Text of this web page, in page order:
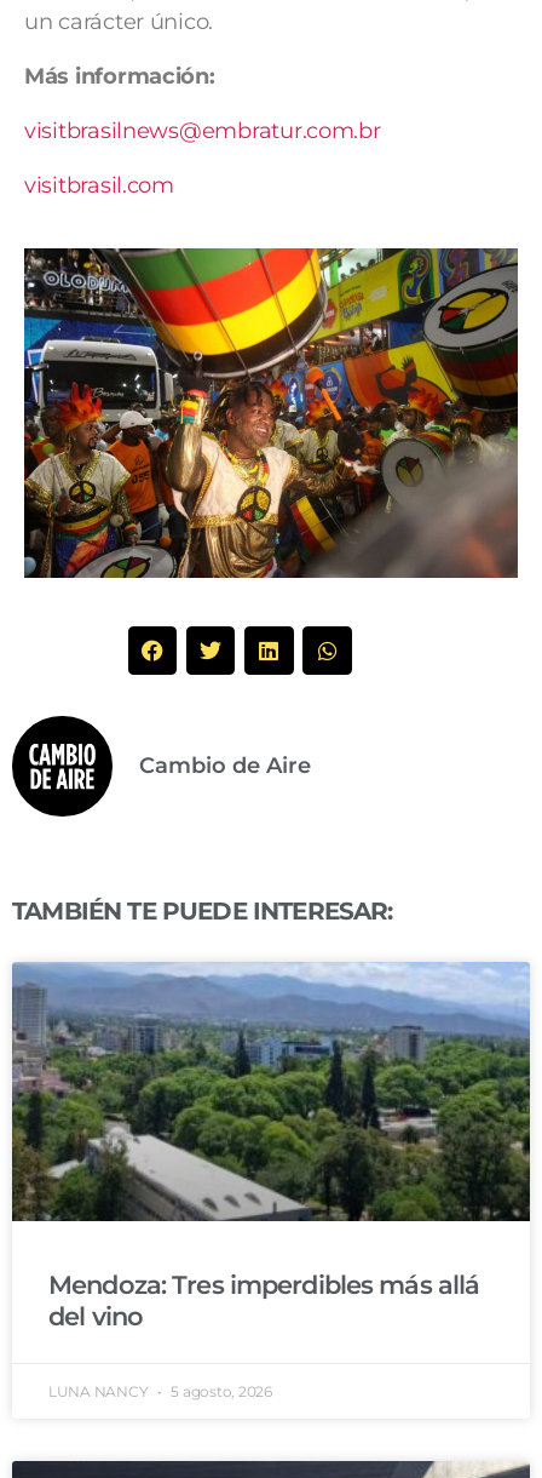
un carácter único.
Más información:
visitbrasilnews@embratur.com.br
visitbrasil.com
Cambio de Aire
TAMBIÉN TE PUEDE INTERESAR:
Mendoza: Tres imperdibles más allá
del vino
LUNA NANCY 5 agosto, 2026